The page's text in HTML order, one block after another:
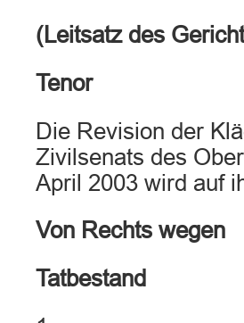
(Leitsatz des
Tenor
Die Revision der
Zivilsenats des
April 2003 wird auf
Von Rechts wegen
Tatbestand